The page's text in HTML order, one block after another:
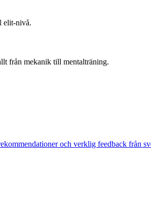
elit-nivå.
från mekanik till mentalträning.
och verklig feedback från